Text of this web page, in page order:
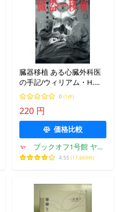
臓器移植 ある心臓外科医
の手記/ウィリアム・H.フ
リスト【著】,平松光子
【訳】
0 (1件)
220 円
価格比較
ブックオフ1号館 ヤフ
ーショッピング店
4.55 (17,669件)